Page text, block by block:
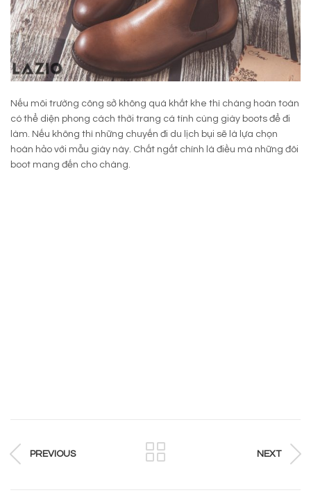
Nếu môi trường công sở không quá khắt khe thì chàng hoàn toàn
có thể diện phong cách thời trang cá tính cùng giày boots để đi
làm. Nếu không thì những chuyến đi du lịch bụi sẽ là lựa chọn
hoàn hảo với mẫu giày này. Chất ngất chính là điều mà những đôi
boot mang đến cho chàng.
PREVIOUS NEXT